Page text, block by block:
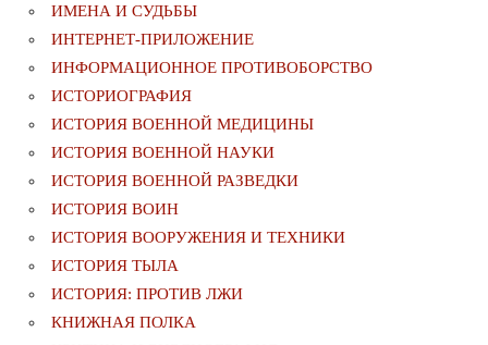
ИМЕНА И СУДЬБЫ
ИНТЕРНЕТ-ПРИЛОЖЕНИЕ
ИНФОРМАЦИОННОЕ ПРОТИВОБОРСТВО
ИСТОРИОГРАФИЯ
ИСТОРИЯ ВОЕННОЙ МЕДИЦИНЫ
ИСТОРИЯ ВОЕННОЙ НАУКИ
ИСТОРИЯ ВОЕННОЙ РАЗВЕДКИ
ИСТОРИЯ ВОИН
ИСТОРИЯ ВООРУЖЕНИЯ И ТЕХНИКИ
ИСТОРИЯ ТЫЛА
ИСТОРИЯ: ПРОТИВ ЛЖИ
КНИЖНАЯ ПОЛКА